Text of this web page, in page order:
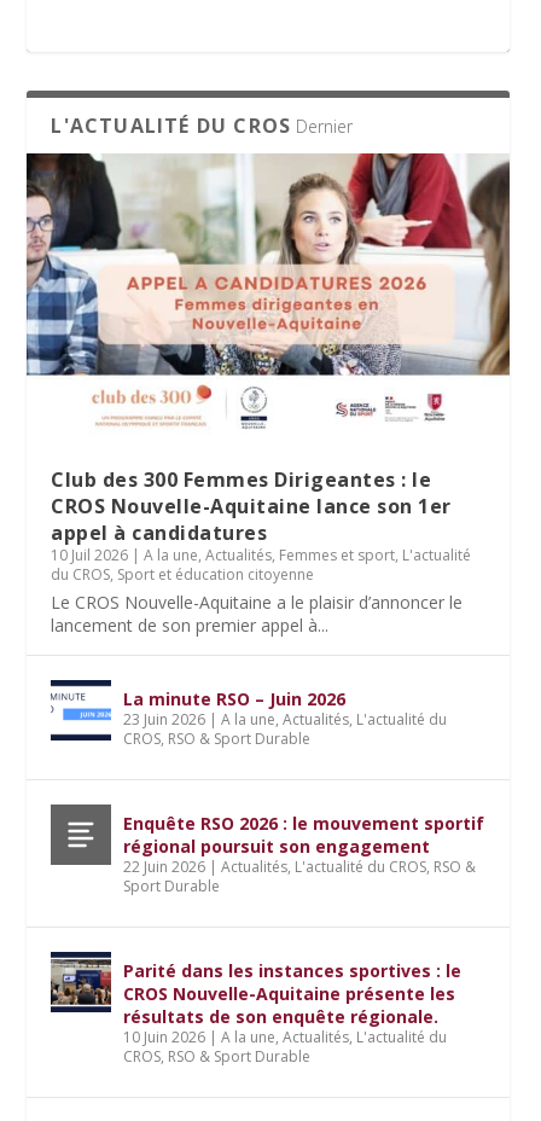
Parité dans les instances sportives : le
CROS Nouvelle-Aquitaine présente les
résultats de son enquête régionale.
Le Village des Sports 2026 : dix jours de
partage et d’engagement
La minute RSO – Mai 2026
SPORT DATING 2026 : une matinée dédiée
à l’emploi et aux métiers du sport
L'ACTUALITÉ DU CROS Dernier
Club des 300 Femmes Dirigeantes : le
CROS Nouvelle-Aquitaine lance son 1er
appel à candidatures
10 Juil 2026 |A la une,Actualités, Femmes et sport, L'actualité
du CROS, Sport et éducation citoyenne
Le CROS Nouvelle-Aquitaine a le plaisir d’annoncer le
lancement de son premier appel à...
La minute RSO – Juin 2026
23 Juin 2026 |A la une,Actualités, L'actualité du
CROS, RSO & Sport Durable
Enquête RSO 2026 : le mouvement sportif
régional poursuit son engagement
22 Juin 2026 |Actualités, L'actualité du CROS, RSO &
Sport Durable
Parité dans les instances sportives : le
CROS Nouvelle-Aquitaine présente les
résultats de son enquête régionale.
10 Juin 2026 |A la une,Actualités, L'actualité du
CROS, RSO & Sport Durable